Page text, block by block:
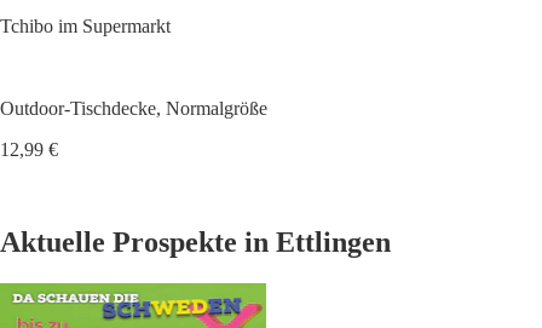
Tchibo im Supermarkt
Outdoor-Tischdecke, Normalgröße
12,99 €
Aktuelle Prospekte in Ettlingen